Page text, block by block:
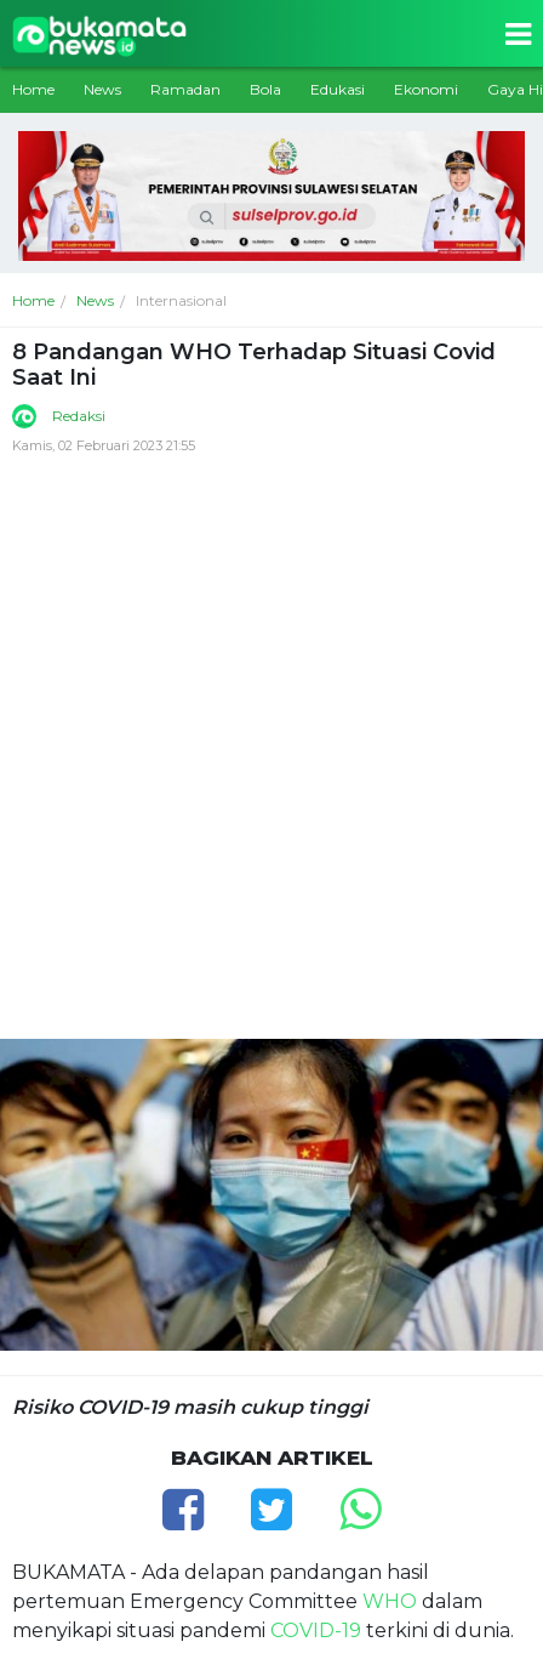
Home News Ramadan Bola Edukasi Ekonomi Gaya
Home News Internasional
8 Pandangan WHO Terhadap Situasi Covid
Saat Ini
Redaksi
Kamis, 02 Februari 2023 21:55
Risiko COVID-19 masih cukup tinggi
BAGIKAN ARTIKEL
BUKAMATA - Ada delapan pandangan hasil
pertemuan Emergency Committee WHO dalam
menyikapi situasi pandemi COVID-19 terkini di dunia.